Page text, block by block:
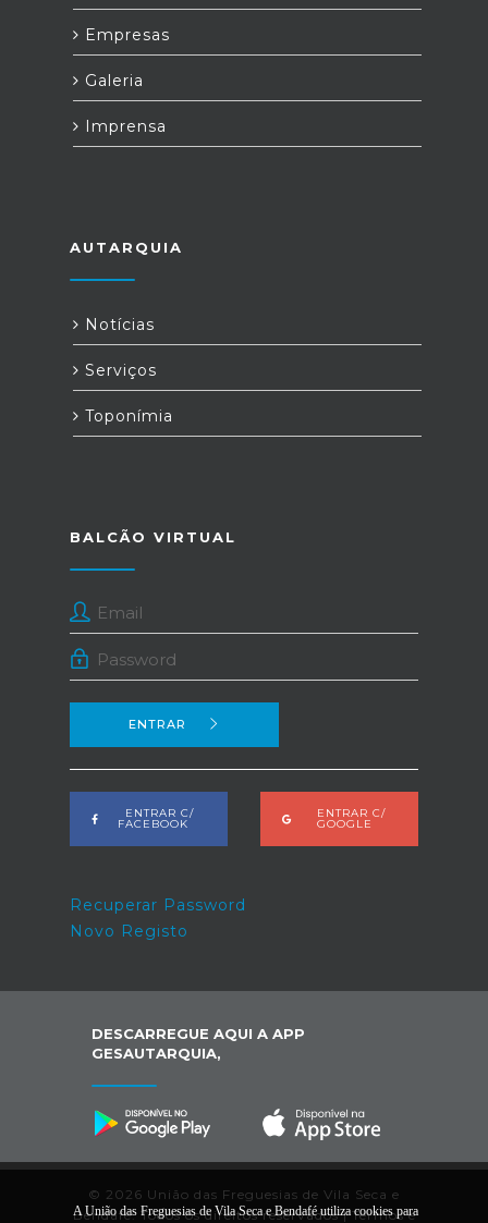
Empresas
Galeria
Imprensa
AUTARQUIA
Notícias
Serviços
Toponímia
BALCÃO VIRTUAL
ENTRAR
ENTRAR C/
FACEBOOK
ENTRAR C/
GOOGLE
Recuperar Password
Novo Registo
DESCARREGUE AQUI A APP
GESAUTARQUIA,
© 2026 União das Freguesias de Vila Seca e
Bendafé. Todos os direitos reservados |Termos e
A União das Freguesias de Vila Seca e Bendafé utiliza cookies para